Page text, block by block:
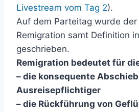
Livestream vom Tag 2).
Auf dem Parteitag wurde der
Remigration samt Definition
geschrieben.
Remigration bedeutet für
– die konsequente
Ausreisepflichtiger
– die Rückführung von